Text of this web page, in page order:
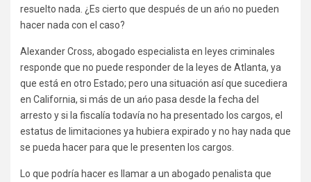
resuelto nada. ¿Es cierto que después de un ańo no pueden
hacer nada con el caso?
Alexander Cross, abogado especialista en leyes criminales
responde que no puede responder de la leyes de Atlanta, ya
que está en otro Estado; pero una situación así que sucediera
en California, si más de un ańo pasa desde la fecha del
arresto y si la fiscalía todavía no ha presentado los cargos, el
estatus de limitaciones ya hubiera expirado y no hay nada que
se pueda hacer para que le presenten los cargos.
Lo que podría hacer es llamar a un abogado penalista que